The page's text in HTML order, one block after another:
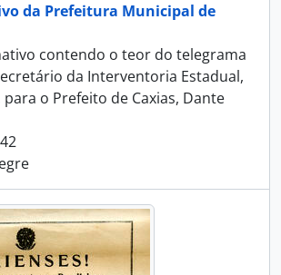
da Prefeitura Municipal de
contendo o teor do telegrama
da Interventoria Estadual,
para o Prefeito de Caxias, Dante